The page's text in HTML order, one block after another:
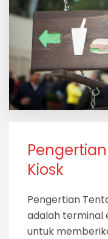
Kiosk
Pengertian
adalah terminal
untuk